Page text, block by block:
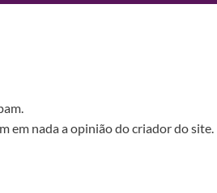
em nada a opinião do criador do site.